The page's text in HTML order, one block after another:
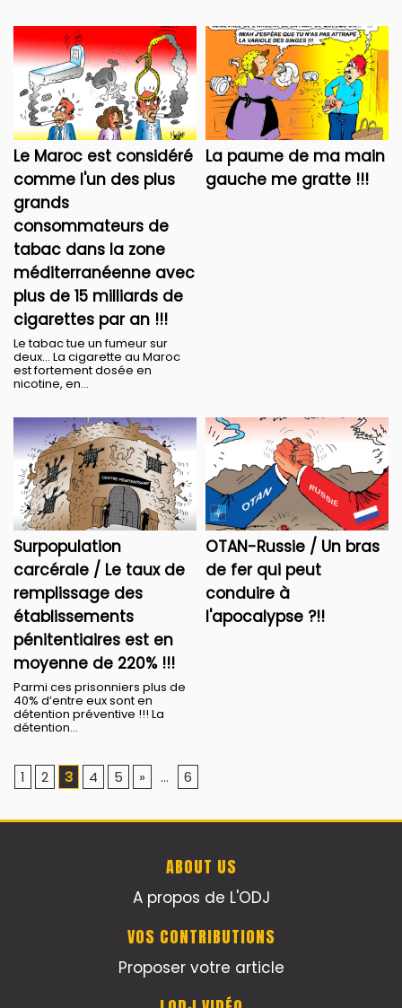
Le Maroc est considéré
comme l'un des plus
grands
consommateurs de
tabac dans la zone
méditerranéenne avec
plus de 15 milliards de
cigarettes par an !!!
Le tabac tue un fumeur sur
deux... La cigarette au Maroc
est fortement dosée en
nicotine, en...
La paume de ma main
gauche me gratte !!!
Surpopulation
carcérale / Le taux de
remplissage des
établissements
pénitentiaires est en
moyenne de 220% !!!
Parmi ces prisonniers plus de
40% d’entre eux sont en
détention préventive !!! La
détention...
OTAN-Russie / Un bras
de fer qui peut
conduire à
l'apocalypse ?!!
1 2 3 4 5 » ... 6
ABOUT US
A propos de L'ODJ
VOS CONTRIBUTIONS
Proposer votre article